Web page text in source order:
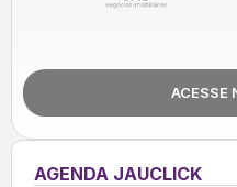
ACESSE
AGENDA JAUCLICK